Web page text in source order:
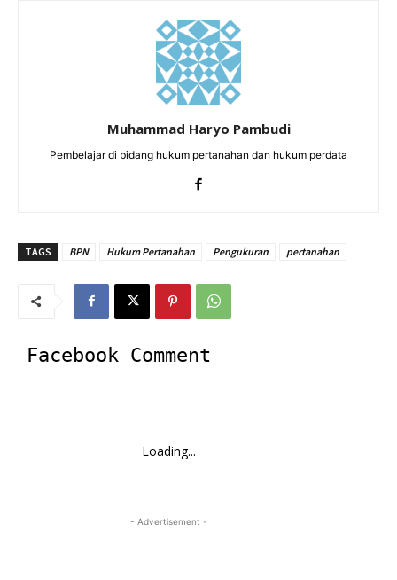
Muhammad Haryo Pambudi
Pembelajar di bidang hukum pertanahan dan hukum perdata
TAGS BPN Hukum Pertanahan Pengukuran pertanahan
Facebook Comment
Loading...
- Advertisement -